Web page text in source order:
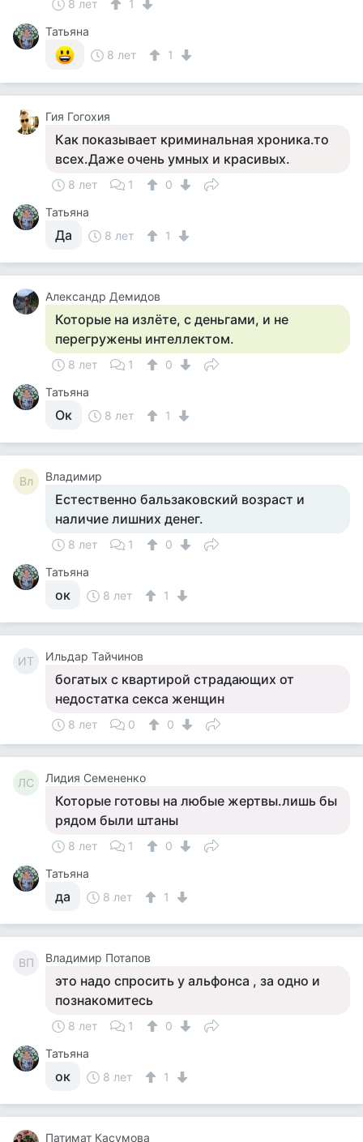
8 лет
1
Татьяна
8 лет
1
Гия Гогохия
Как показывает криминальная хроника.то
всех.Даже очень умных и красивых.
8 лет 1
0
Татьяна
Да 8 лет 1
Александр Демидов
Которые на излёте, с деньгами, и не
перегружены интеллектом.
8 лет 1
0
Татьяна
Ок 8 лет 1
Вл Владимир
Естественно бальзаковский возраст и
наличие лишних денег.
8 лет 1
0
Татьяна
ок 8 лет 1
ИТ Ильдар Тайчинов
богатых с квартирой страдающих от
недостатка секса женщин
8 лет 0 0
ЛС Лидия Семененко
Которые готовы на любые жертвы.лишь бы
рядом были штаны
8 лет 1
0
Татьяна
да 8 лет 1
ВП Владимир Потапов
это надо спросить у альфонса , за одно и
познакомитесь
8 лет 1
0
Татьяна
ок 8 лет 1
Патимат Касумова